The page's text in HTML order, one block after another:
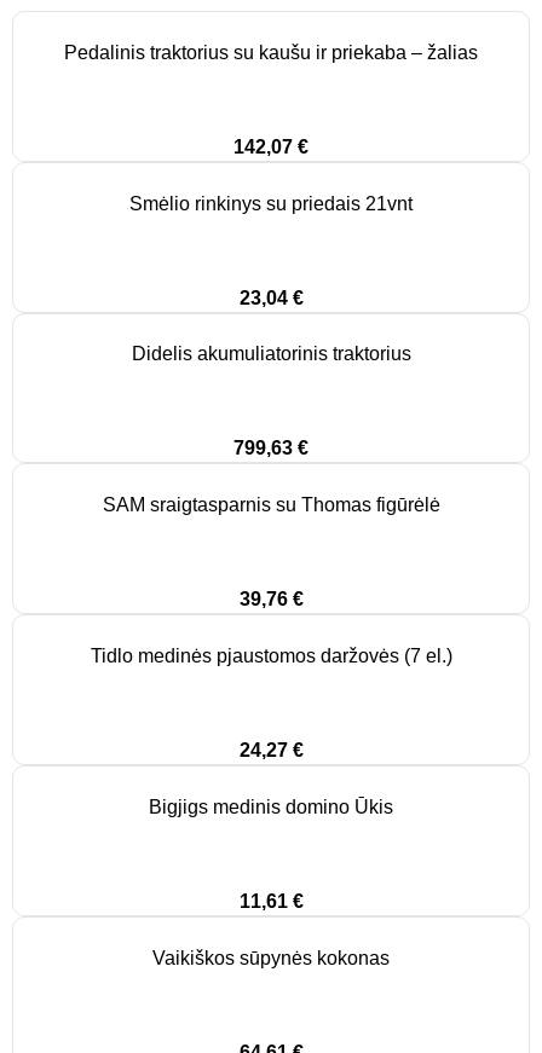
Pedalinis traktorius su kaušu ir priekaba – žalias
142,07 €
Smėlio rinkinys su priedais 21vnt
23,04 €
Didelis akumuliatorinis traktorius
799,63 €
SAM sraigtasparnis su Thomas figūrėlė
39,76 €
Tidlo medinės pjaustomos daržovės (7 el.)
24,27 €
Bigjigs medinis domino Ūkis
11,61 €
Vaikiškos sūpynės kokonas